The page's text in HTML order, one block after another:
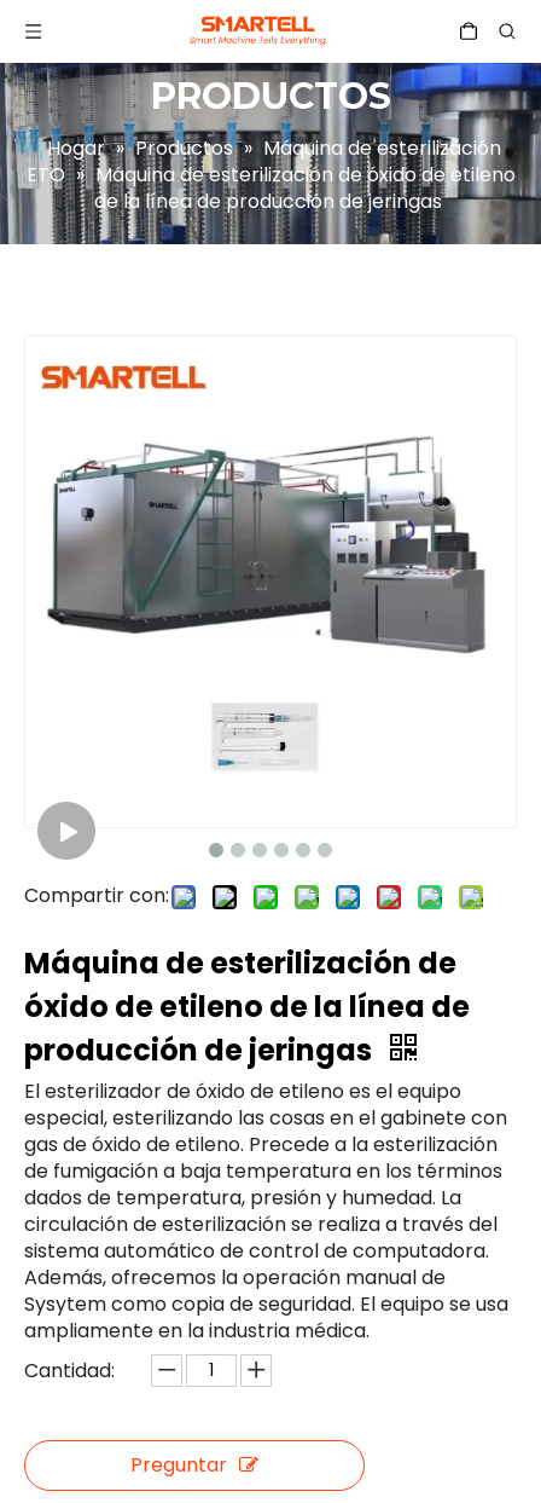
PRODUCTOS
Hogar » Productos » Máquina de esterilización
ETO » Máquina de esterilización de óxido de etileno
de la línea de producción de jeringas
Compartir con:
Máquina de esterilización de
óxido de etileno de la línea de
producción de jeringas
El esterilizador de óxido de etileno es el equipo
especial, esterilizando las cosas en el gabinete con
gas de óxido de etileno. Precede a la esterilización
de fumigación a baja temperatura en los términos
dados de temperatura, presión y humedad. La
circulación de esterilización se realiza a través del
sistema automático de control de computadora.
Además, ofrecemos la operación manual de
Sysytem como copia de seguridad. El equipo se usa
ampliamente en la industria médica.
Cantidad:
Preguntar